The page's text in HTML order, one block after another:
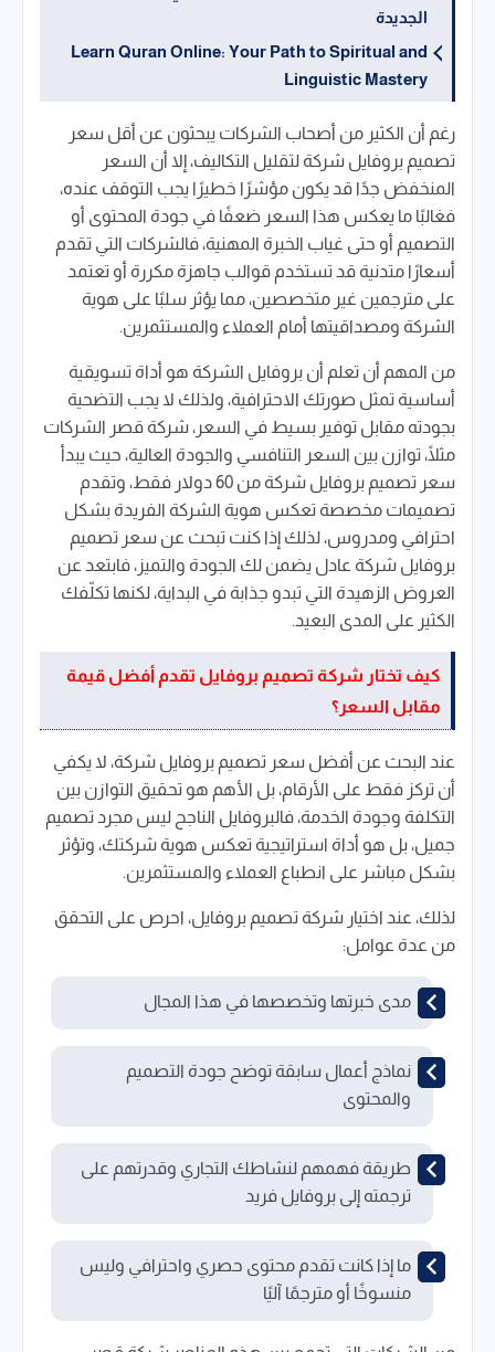
الجديدة
Learn Quran Online: Your Path to Spiritual and
Linguistic Mastery
رغم أن الكثير من أصحاب الشركات يبحثون عن أقل سعر
تصميم بروفايل شركة لتقليل التكاليف، إلا أن السعر
المنخفض جدًا قد يكون مؤشرًا خطيرًا يجب التوقف عنده،
فغالبًا ما يعكس هذا السعر ضعفًا في جودة المحتوى أو
التصميم أو حتى غياب الخبرة المهنية، فالشركات التي تقدم
أسعارًا متدنية قد تستخدم قوالب جاهزة مكررة أو تعتمد
على مترجمين غير متخصصين، مما يؤثر سلبًا على هوية
الشركة ومصداقيتها أمام العملاء والمستثمرين.
من المهم أن تعلم أن بروفايل الشركة هو أداة تسويقية
أساسية تمثل صورتك الاحترافية، ولذلك لا يجب التضحية
بجودته مقابل توفير بسيط في السعر، شركة قصر الشركات
مثلًا، توازن بين السعر التنافسي والجودة العالية، حيث يبدأ
سعر تصميم بروفايل شركة من 60 دولار فقط، وتقدم
تصميمات مخصصة تعكس هوية الشركة الفريدة بشكل
احترافي ومدروس، لذلك إذا كنت تبحث عن سعر تصميم
بروفايل شركة عادل يضمن لك الجودة والتميز، فابتعد عن
العروض الزهيدة التي تبدو جذابة في البداية، لكنها تكلّفك
الكثير على المدى البعيد.
كيف تختار شركة تصميم بروفايل تقدم أفضل قيمة
مقابل السعر؟
عند البحث عن أفضل سعر تصميم بروفايل شركة، لا يكفي
أن تركز فقط على الأرقام، بل الأهم هو تحقيق التوازن بين
التكلفة وجودة الخدمة، فالبروفايل الناجح ليس مجرد تصميم
جميل، بل هو أداة استراتيجية تعكس هوية شركتك، وتؤثر
بشكل مباشر على انطباع العملاء والمستثمرين.
لذلك، عند اختيار شركة تصميم بروفايل، احرص على التحقق
من عدة عوامل:
مدى خبرتها وتخصصها في هذا المجال
نماذج أعمال سابقة توضح جودة التصميم
والمحتوى
طريقة فهمهم لنشاطك التجاري وقدرتهم على
ترجمته إلى بروفايل فريد
ما إذا كانت تقدم محتوى حصري واحترافي وليس
منسوخًا أو مترجمًا آليًا